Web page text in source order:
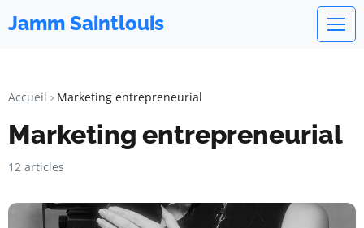
Jamm Saintlouis
Accueil Marketing entrepreneurial
Marketing entrepreneurial
12 articles